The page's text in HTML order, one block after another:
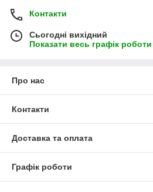
Контакти
Сьогодні вихідний
Показати весь графік роботи
Про нас
Контакти
Доставка та оплата
Графік роботи